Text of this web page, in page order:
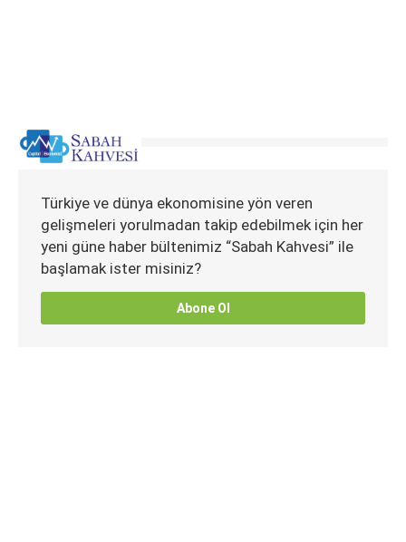
Türkiye ve dünya ekonomisine yön veren
gelişmeleri yorulmadan takip edebilmek için her
yeni güne haber bültenimiz “Sabah Kahvesi” ile
başlamak ister misiniz?
Abone Ol